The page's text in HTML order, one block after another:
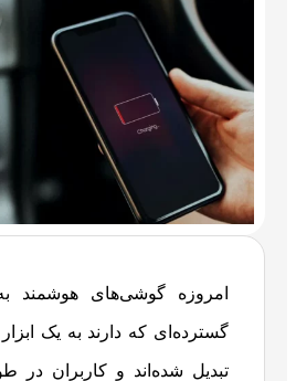
امروزه گوشی‌های هوشمند
گسترده‌‌ای که دارند به یک
تبدیل شده‌اند و کاربران